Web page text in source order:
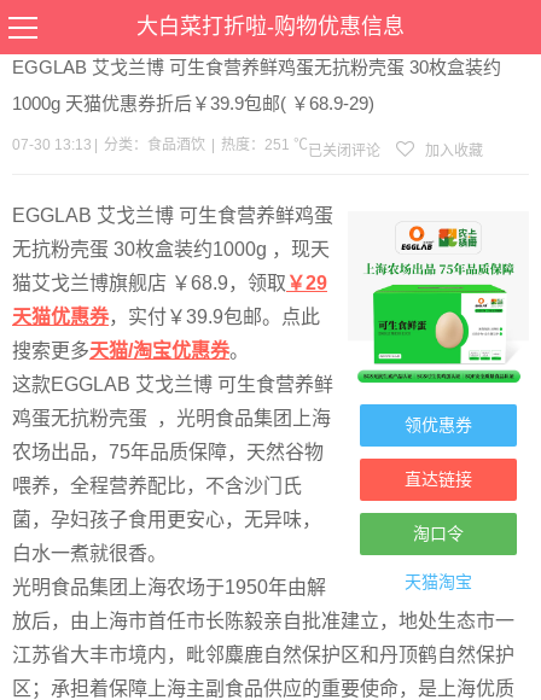
大白菜打折啦-购物优惠信息
当前位置： 优惠>食品酒饮>文章详情
EGGLAB 艾戈兰博 可生食营养鲜鸡蛋无抗粉壳蛋 30枚盒装约
1000g 天猫优惠券折后￥39.9包邮( ￥68.9-29)
07-30 13:13 分类： 食品酒饮 热度：251 ℃ 已关闭评论 加入收藏
领优惠券
直达链接
淘口令
天猫淘宝
EGGLAB 艾戈兰博 可生食营养鲜鸡蛋
无抗粉壳蛋 30枚盒装约1000g ，现天
猫艾戈兰博旗舰店 ￥68.9，领取 ￥29
天猫优惠券，实付￥39.9包邮。点此
搜索更多天猫/淘宝优惠券。
这款EGGLAB 艾戈兰博 可生食营养鲜
鸡蛋无抗粉壳蛋 ，光明食品集团上海
农场出品，75年品质保障，天然谷物
喂养，全程营养配比，不含沙门氏
菌，孕妇孩子食用更安心，无异味，
白水一煮就很香。
光明食品集团上海农场于1950年由解
放后，由上海市首任市长陈毅亲自批准建立，地处生态市一
江苏省大丰市境内，毗邻麋鹿自然保护区和丹顶鹤自然保护
区；承担着保障上海主副食品供应的重要使命，是上海优质